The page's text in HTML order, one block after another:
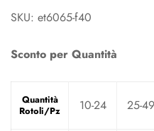
SKU: et6065-f40
Sconto per Quantità
Quantità
Rotoli/Pz
10-24 25-49